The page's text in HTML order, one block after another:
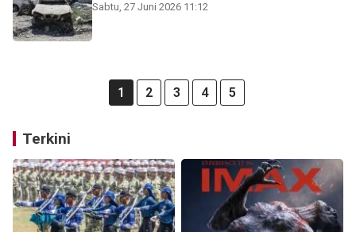
Sabtu, 27 Juni 2026 11:12
1 2 3 4 5
Terkini